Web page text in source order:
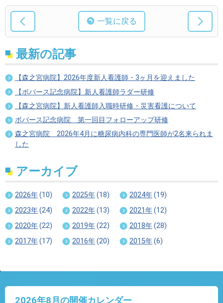
一覧に戻る
最新の記事
【森之宮病院】2026年度新人看護師・3ヶ月を迎えました
【ボバース記念病院】新人看護師ラダー研修
【森之宮病院】新人看護師入職時研修・災害看護について
ボバース記念病院 第一回目フォローアップ研修
森之宮病院 2026年4月に糖尿病内科の専門医師が2名来られま
した
アーカイブ
2026年(10) 2025年(18) 2024年(19)
2023年(24) 2022年(13) 2021年(12)
2020年(22) 2019年(22) 2018年(28)
2017年(17) 2016年(20) 2015年(6)
2026年8月の開催カレンダー